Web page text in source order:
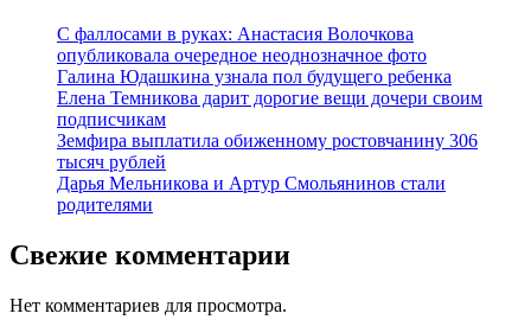
С фаллосами в руках: Анастасия Волочкова
опубликовала очередное неоднозначное фото
Галина Юдашкина узнала пол будущего ребенка
Елена Темникова дарит дорогие вещи дочери своим
подписчикам
Земфира выплатила обиженному ростовчанину 306
тысяч рублей
Дарья Мельникова и Артур Смольянинов стали
родителями
Свежие комментарии
Нет комментариев для просмотра.